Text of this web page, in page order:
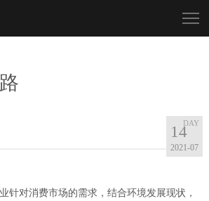
14
2021-07
针对消费市场的需求，结合环境发展现状，